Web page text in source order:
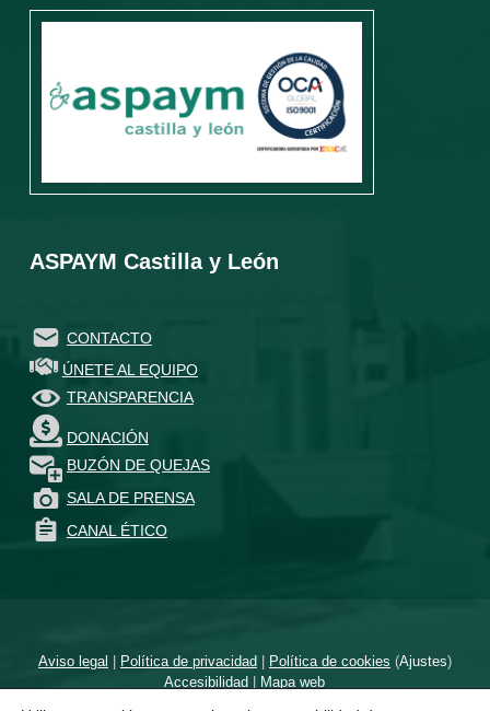
ASPAYM Castilla y León
CONTACTO
ÚNETE AL EQUIPO
TRANSPARENCIA
DONACIÓN
BUZÓN DE QUEJAS
SALA DE PRENSA
CANAL ÉTICO
Aviso legal | Política de privacidad| Política de cookies (Ajustes)
Accesibilidad | Mapa web